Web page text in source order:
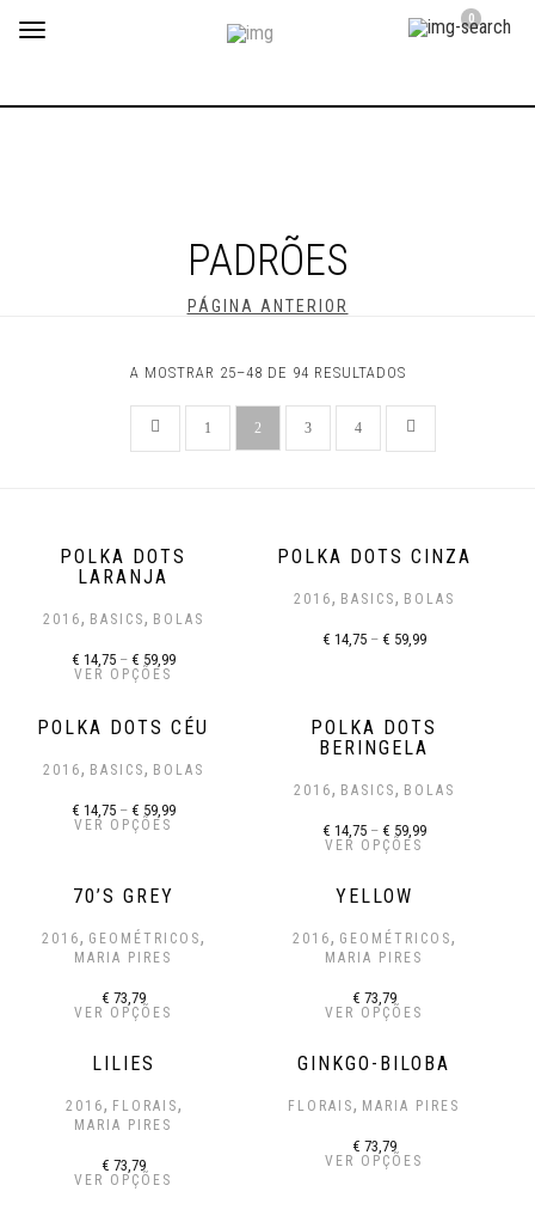
Toggle
0
PADRÕES
PÁGINA ANTERIOR
A MOSTRAR 25–48 DE 94 RESULTADOS
1 2 3 4
POLKA DOTS
LARANJA
2016, BASICS, BOLAS
€ 14,75– € 59,99
VER OPÇÕES
POLKA DOTS CINZA
2016, BASICS, BOLAS
€ 14,75– € 59,99
POLKA DOTS CÉU
2016, BASICS, BOLAS
€ 14,75– € 59,99
VER OPÇÕES
POLKA DOTS
BERINGELA
2016, BASICS, BOLAS
€ 14,75– € 59,99
VER OPÇÕES
70’S GREY
2016, GEOMÉTRICOS,
MARIA PIRES
€ 73,79
VER OPÇÕES
YELLOW
2016, GEOMÉTRICOS,
MARIA PIRES
€ 73,79
VER OPÇÕES
LILIES
2016, FLORAIS,
MARIA PIRES
€ 73,79
VER OPÇÕES
GINKGO-BILOBA
FLORAIS, MARIA PIRES
€ 73,79
VER OPÇÕES